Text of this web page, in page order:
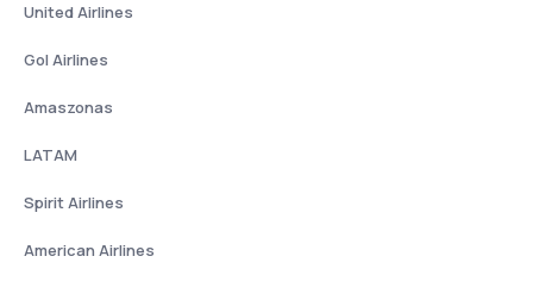
United Airlines
Gol Airlines
Amaszonas
LATAM
Spirit Airlines
American Airlines